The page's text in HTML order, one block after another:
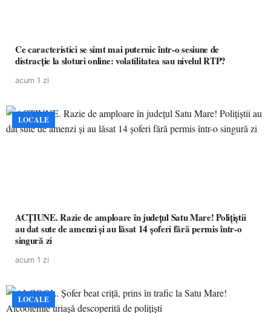
Ce caracteristici se simt mai puternic într-o sesiune de
distracție la sloturi online: volatilitatea sau nivelul RTP?
acum 1 zi
LOCALE
ACȚIUNE. Razie de amploare în județul Satu Mare! Polițiștii
au dat sute de amenzi și au lăsat 14 șoferi fără permis într-o
singură zi
acum 1 zi
LOCALE